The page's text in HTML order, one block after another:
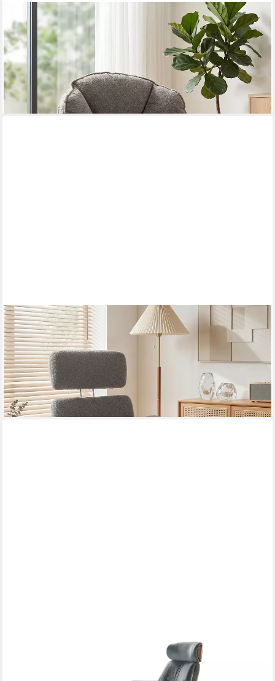
HOMCOM
Relaxsessel Polstersessel bequem für Wohnzimmer,
Schlafzimmer, Grau (Sessel, 1-St., Loungesessel), Wingback,
360° Drehung, Samt
182,99 € UVP 348,90 €
-48%
lieferbar - in 2-3 Werktagen bei dir
HOMCOM
Relaxsessel Drehbarer Loungesessel mit Samtoptik mit Struktur
(Set, 2-St., bestehend aus Sessel und Hocker), 360° drehbar,
höhenverstellbar, Wippfunktion
187,99 € UVP 330,90 €
-43%
lieferbar - in 2-3 Werktagen bei dir
Komfort, Sessel mit Hocker & verstellbarer Kopfstütze für pure